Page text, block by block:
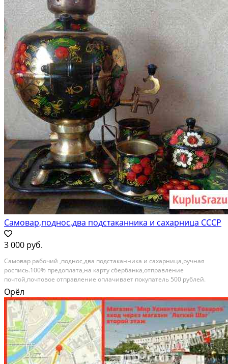
Самовар,поднос,два подстаканника и сахарница СССР
3 000 руб.
Самовар рабочий ,поднос,два подстаканника и сахарница,ручная
роспись.100% предоплата,на карту сбербанка,отправление
почтой,почтовое отправление оплачивает покупатель 500 рублей.
Категория: посуда и товары для кухни
Орёл